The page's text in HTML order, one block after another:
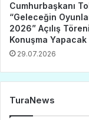
Cumhurbaşkanı
“Geleceğin
2026” Açılış
Konuşma Yapacak
29.07.2026
TuraNews